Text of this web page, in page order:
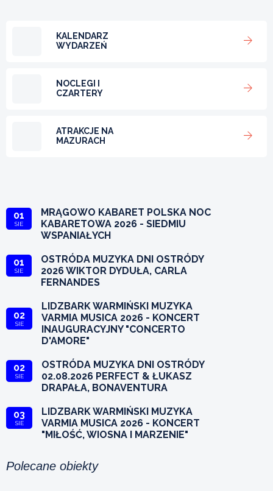
KALENDARZ
WYDARZEŃ
NOCLEGI I
CZARTERY
ATRAKCJE NA
MAZURACH
01
SIE
MRĄGOWO KABARET POLSKA NOC
KABARETOWA 2026 - SIEDMIU
WSPANIAŁYCH
01
SIE
OSTRÓDA MUZYKA DNI OSTRÓDY
2026 WIKTOR DYDUŁA, CARLA
FERNANDES
02
SIE
LIDZBARK WARMIŃSKI MUZYKA
VARMIA MUSICA 2026 - KONCERT
INAUGURACYJNY "CONCERTO
D'AMORE"
02
SIE
OSTRÓDA MUZYKA DNI OSTRÓDY
02.08.2026 PERFECT & ŁUKASZ
DRAPAŁA, BONAVENTURA
03
SIE
LIDZBARK WARMIŃSKI MUZYKA
VARMIA MUSICA 2026 - KONCERT
"MIŁOŚĆ, WIOSNA I MARZENIE"
Polecane obiekty